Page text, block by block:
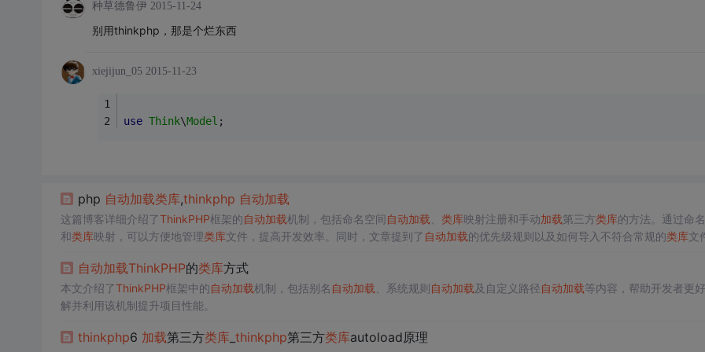
种草德鲁伊 2015-11-24
别用thinkphp，那是个烂东西
xiejijun_05 2015-11-23
use Think\Model ;
php 自动加载类库,thinkphp 自动加载
这篇博客详细介绍了ThinkPHP框架的自动加载机制，包括命名空间自动加载 类库映射注册和手动加载第三方类库的方法。通过命
和类库映射，可以方便地管理类库文件，提高开发效率。同时，文章提到了 自动加载的优先级规则以及如何导入不符合常规的类库文
自动加载ThinkPHP的类库方式
本文介绍了ThinkPHP框架中的自动加载机制，包括别名 自动加载 、系统规则自动加载及自定义路径自动加载等内容，帮助开发者更
解并利用该机制提升项目性能。
thinkphp6 加载第三方类库 thinkphp第三方类库autoload原理